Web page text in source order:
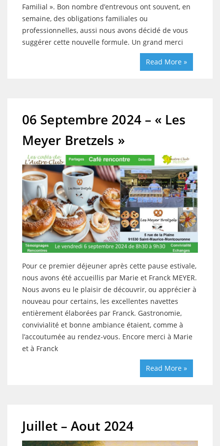
Familial ». Bon nombre d’entrevous ont souvent, en
semaine, des obligations familiales ou
professionnelles, aussi nous avons décidé de vous
suggérer cette nouvelle formule. Un grand merci
Read More »
06 Septembre 2024 – « Les
Meyer Bretzels »
Pour ce premier déjeuner après cette pause estivale,
nous avons été accueillis par Marie et Franck MEYER.
Nous avons eu le plaisir de découvrir, ou apprécier à
nouveau pour certains, les excellentes navettes
entièrement élaborées par Franck. Gastronomie,
convivialité et bonne ambiance étaient, comme à
l’accoutumée au rendez-vous. Encore merci à Marie
et à Franck
Read More »
Juillet – Aout 2024